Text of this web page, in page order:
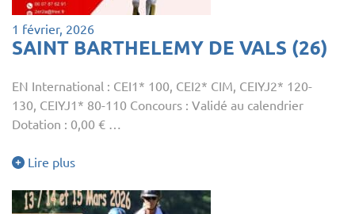
1 février, 2026
SAINT BARTHELEMY DE VALS (26)
EN International : CEI1* 100, CEI2* CIM, CEIYJ2* 120-
130, CEIYJ1* 80-110 Concours : Validé au calendrier
Dotation : 0,00 € …
Lire plus